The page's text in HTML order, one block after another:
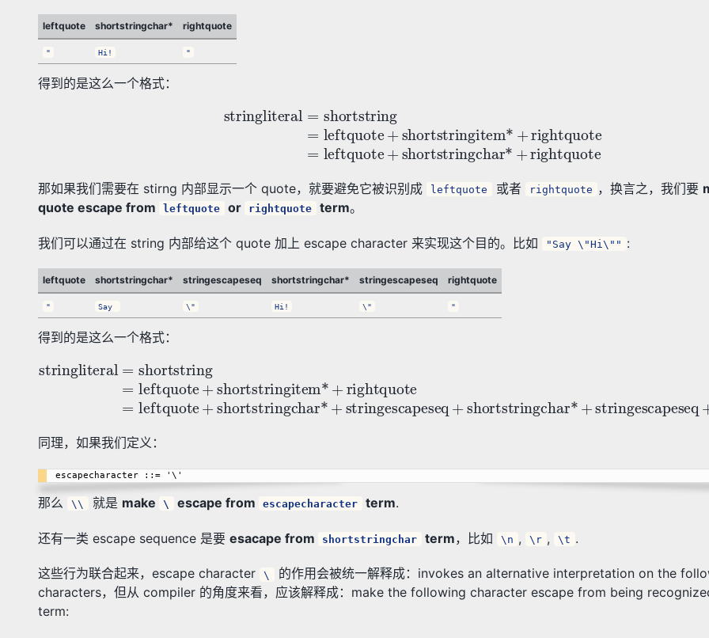
leftquote shortstringchar* rightquote
" Hi! "
得到的是这么一个格式：
leftquote+shortstringitem*
那如果我们需要在 stirng 内部显示一个 quote，就要避免它被识别成 leftquote 或者 rightquote ，换言之，我们要
quote escape from
leftquote or rightquote term。
我们可以通过在 string 内部给这个 quote 加上 escape character 来实现这个目的。比如 "Say \"Hi\"" :
leftquote shortstringchar* stringescapeseq shortstringchar* stringescapeseq rightquote
" Say \" Hi! \" "
得到的是这么一个格式：
stringliteral shortstring=
同理，如果我们定义：
那么 \\ 就是 make \ escape from escapecharacter term.
还有一类 escape sequence 是要 esacape from shortstringchar term，比如 \n , \r , \t .
这些行为联合起来，escape character \
的作用会被统一解释成：invokes an alternative interpretation on the
characters，但从 compiler 的角度来看，应该解释成：make the following character escape from being
term: